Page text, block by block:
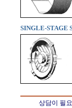
SINGLE-STAGE
상담이 필